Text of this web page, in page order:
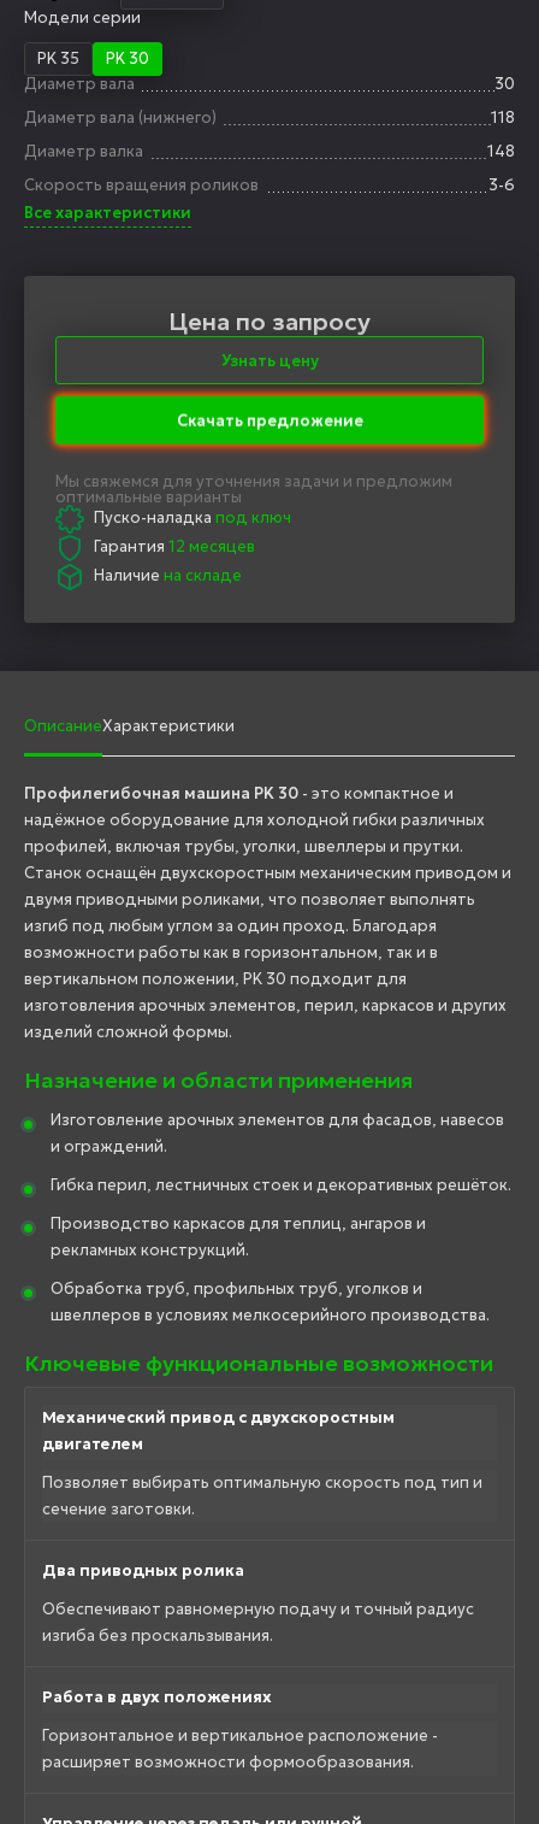
Модели серии
PK 35
PK 30
Диаметр вала
30
Диаметр вала (нижнего)
118
Диаметр валка
148
Скорость вращения роликов
3-6
Все характеристики
Цена по запросу
Узнать цену
Скачать предложение
Мы свяжемся для уточнения задачи и предложим
оптимальные варианты
Пуско-наладка под ключ
Гарантия 12 месяцев
Наличие на складе
ОписаниеХарактеристики
Профилегибочная машина PK 30 - это компактное и
надёжное оборудование для холодной гибки различных
профилей, включая трубы, уголки, швеллеры и прутки.
Станок оснащён двухскоростным механическим приводом и
двумя приводными роликами, что позволяет выполнять
изгиб под любым углом за один проход. Благодаря
возможности работы как в горизонтальном, так и в
вертикальном положении, PK 30 подходит для
изготовления арочных элементов, перил, каркасов и других
изделий сложной формы.
Назначение и области применения
Изготовление арочных элементов для фасадов, навесов
и ограждений.
Гибка перил, лестничных стоек и декоративных решёток.
Производство каркасов для теплиц, ангаров и
рекламных конструкций.
Обработка труб, профильных труб, уголков и
швеллеров в условиях мелкосерийного производства.
Ключевые функциональные возможности
Механический привод с двухскоростным
двигателем
Позволяет выбирать оптимальную скорость под тип и
сечение заготовки.
Два приводных ролика
Обеспечивают равномерную подачу и точный радиус
изгиба без проскальзывания.
Работа в двух положениях
Горизонтальное и вертикальное расположение -
расширяет возможности формообразования.